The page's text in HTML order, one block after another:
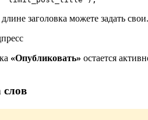
заголовка можете задать свои.
«Опубликовать» остается
слов